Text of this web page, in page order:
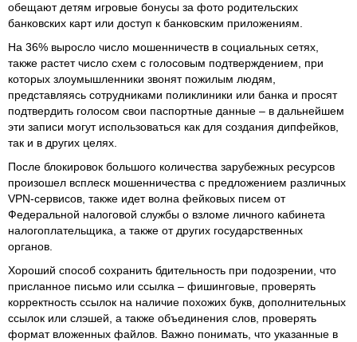
обещают детям игровые бонусы за фото родительских
банковских карт или доступ к банковским приложениям.
На 36% выросло число мошенничеств в социальных сетях,
также растет число схем с голосовым подтверждением, при
которых злоумышленники звонят пожилым людям,
представляясь сотрудниками поликлиники или банка и просят
подтвердить голосом свои паспортные данные – в дальнейшем
эти записи могут использоваться как для создания дипфейков,
так и в других целях.
После блокировок большого количества зарубежных ресурсов
произошел всплеск мошенничества с предложением различных
VPN-сервисов, также идет волна фейковых писем от
Федеральной налоговой службы о взломе личного кабинета
налогоплательщика, а также от других государственных
органов.
Хороший способ сохранить бдительность при подозрении, что
присланное письмо или ссылка – фишинговые, проверять
корректность ссылок на наличие похожих букв, дополнительных
ссылок или слэшей, а также объединения слов, проверять
формат вложенных файлов. Важно понимать, что указанные в